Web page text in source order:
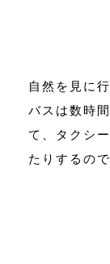
自然を見に
バスは数時
て、タクシ
たりするので